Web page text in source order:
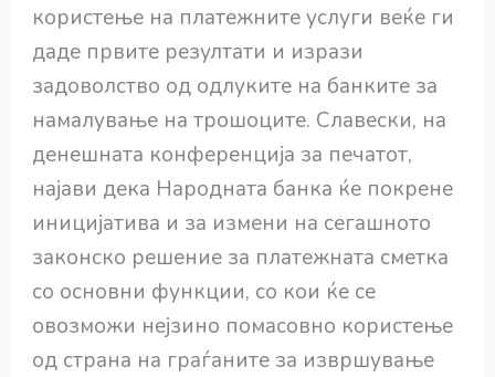
користење на платежните услуги веќе ги
даде првите резултати и изрази
задоволство од одлуките на банките за
намалување на трошоците. Славески, на
денешната конференција за печатот,
најави дека Народната банка ќе покрене
иницијатива и за измени на сегашното
законско решение за платежната сметка
со основни функции, со кои ќе се
овозможи нејзино помасовно користење
од страна на граѓаните за извршување